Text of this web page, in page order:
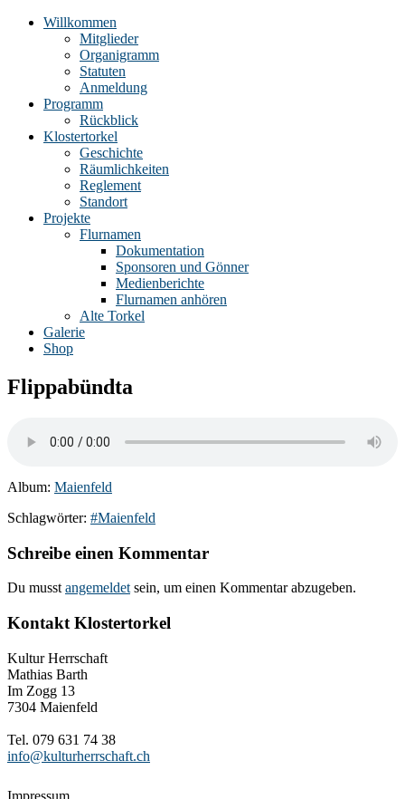
Willkommen
Mitglieder
Organigramm
Statuten
Anmeldung
Programm
Rückblick
Klostertorkel
Geschichte
Räumlichkeiten
Reglement
Standort
Projekte
Flurnamen
Dokumentation
Sponsoren und Gönner
Medienberichte
Flurnamen anhören
Alte Torkel
Galerie
Shop
Flippabündta
Album: Maienfeld
Schlagwörter: #Maienfeld
Schreibe einen Kommentar
Du musst angemeldet sein, um einen Kommentar abzugeben.
Kontakt Klostertorkel
Kultur Herrschaft
Mathias Barth
Im Zogg 13
7304 Maienfeld
Tel. 079 631 74 38
info@kulturherrschaft.ch